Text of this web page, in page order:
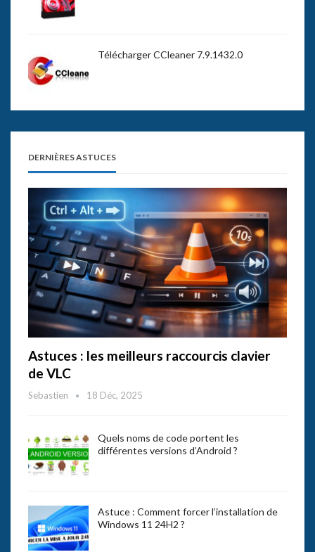
Télécharger CCleaner 7.9.1432.0
DERNIÈRES ASTUCES
Astuces : les meilleurs raccourcis clavier
de VLC
Sebastien 18 Déc, 2025
Quels noms de code portent les
différentes versions d’Android ?
Astuce : Comment forcer l’installation de
Windows 11 24H2 ?